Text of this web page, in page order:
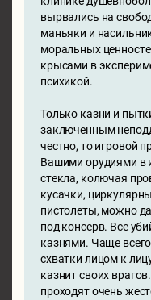
вырвались на
маньяки и
моральных
крысами в
психикой.
Только казни и
заключенным
честно, то игровой
Вашими орудиями в
стекла, колючая
кусачки,
пистолеты, можно
под консерв. Все
казнями. Чаще
схватки лицом к
казнит своих
проходят очень